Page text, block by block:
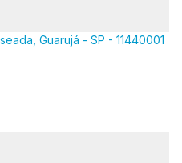
Guarujá - SP - 11440001